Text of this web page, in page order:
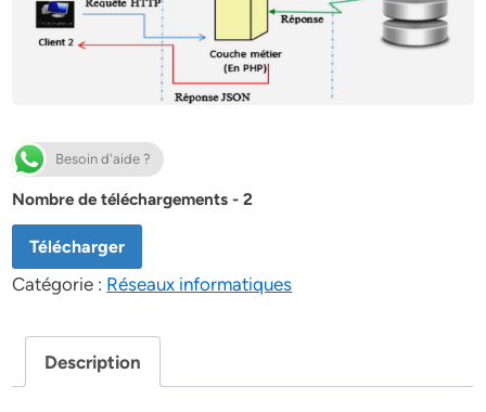
Besoin d'aide ?
Nombre de téléchargements - 2
Télécharger
Catégorie : Réseaux informatiques
Description